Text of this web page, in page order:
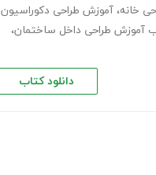
خانه، آموزش طراحی دکوراسیون
آموزش طراحی داخل ساختمان،
دانلود کتاب